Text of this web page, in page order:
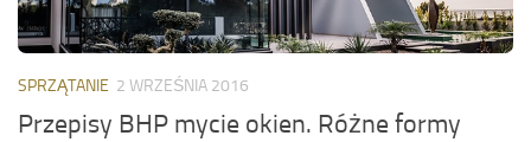
SPRZĄTANIE 2 WRZEŚNIA 2016
Przepisy BHP mycie okien. Różne formy